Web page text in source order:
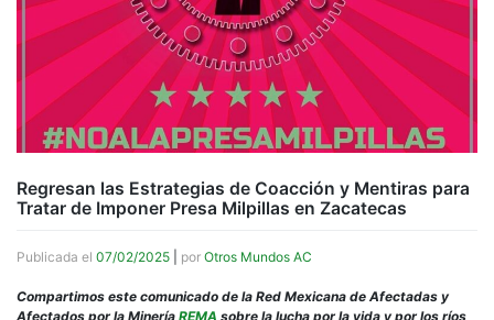
Regresan las Estrategias de Coacción y Mentiras para
Tratar de Imponer Presa Milpillas en Zacatecas
Publicada el 07/02/2025 por Otros Mundos AC
Compartimos este comunicado de la Red Mexicana de Afectadas y
Afectados por la Minería REMA sobre la lucha por la vida y por los ríos